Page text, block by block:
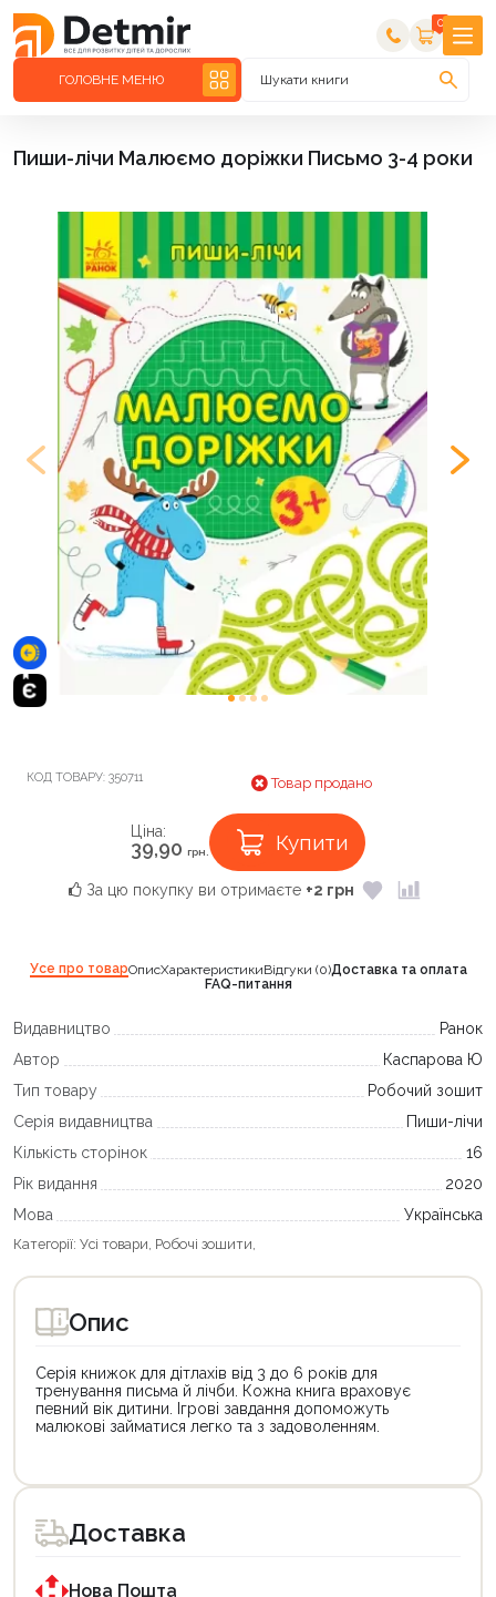
0
ГОЛОВНЕ МЕНЮ Шукати книги
Пиши-лічи Малюємо доріжки Письмо 3-4 роки
КОД ТОВАРУ: 350711 Товар продано
Ціна:
39,90 грн. Купити
За цю покупку ви отримаєте +2 грн
Усе про товарОписХарактеристикиВідгуки (0)Доставка та оплата
FAQ-питання
Видавництво
Ранок
Автор
Каспарова Ю
Тип товару
Робочий зошит
Серія видавництва
Пиши-лічи
Кількість сторінок
16
Рік видання
2020
Мова
Українська
Категорії: Усі товари, Робочі зошити,
Опис
Серія книжок для дітлахів від 3 до 6 років для
тренування письма й лічби. Кожна книга враховує
певний вік дитини. Ігрові завдання допоможуть
малюкові займатися легко та з задоволенням.
товар
для
покупки
державною
програмою
товар
для
покупки
державною
програмою
Доставка
Нова Пошта